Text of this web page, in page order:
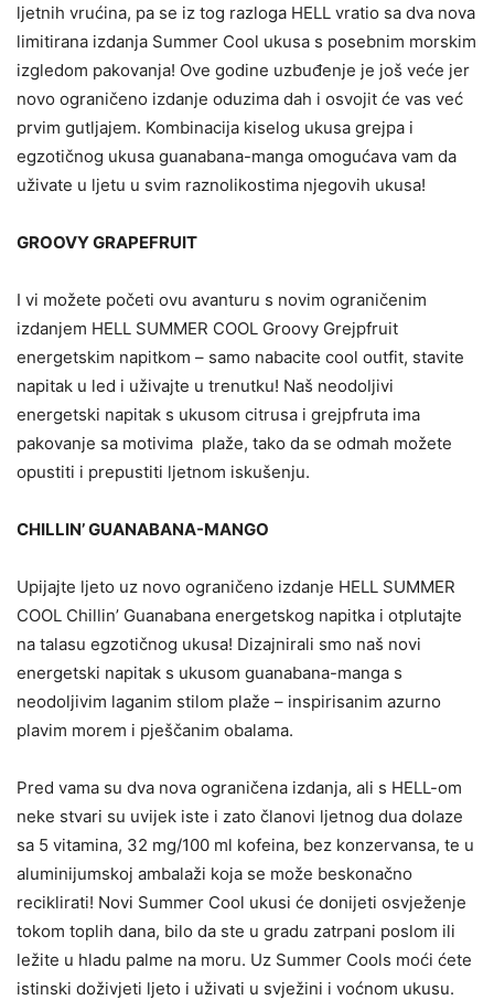
ljetnih vrućina, pa se iz tog razloga HELL vratio sa dva nova
limitirana izdanja Summer Cool ukusa s posebnim morskim
izgledom pakovanja! Ove godine uzbuđenje je još veće jer
novo ograničeno izdanje oduzima dah i osvojit će vas već
prvim gutljajem. Kombinacija kiselog ukusa grejpa i
egzotičnog ukusa guanabana-manga omogućava vam da
uživate u ljetu u svim raznolikostima njegovih ukusa!
GROOVY GRAPEFRUIT
I vi možete početi ovu avanturu s novim ograničenim
izdanjem HELL SUMMER COOL Groovy Grejpfruit
energetskim napitkom – samo nabacite cool outfit, stavite
napitak u led i uživajte u trenutku! Naš neodoljivi
energetski napitak s ukusom citrusa i grejpfruta ima
pakovanje sa motivima plaže, tako da se odmah možete
opustiti i prepustiti ljetnom iskušenju.
CHILLIN’ GUANABANA-MANGO
Upijajte ljeto uz novo ograničeno izdanje HELL SUMMER
COOL Chillin’ Guanabana energetskog napitka i otplutajte
na talasu egzotičnog ukusa! Dizajnirali smo naš novi
energetski napitak s ukusom guanabana-manga s
neodoljivim laganim stilom plaže – inspirisanim azurno
plavim morem i pješčanim obalama.
Pred vama su dva nova ograničena izdanja, ali s HELL-om
neke stvari su uvijek iste i zato članovi ljetnog dua dolaze
sa 5 vitamina, 32 mg/100 ml kofeina, bez konzervansa, te u
aluminijumskoj ambalaži koja se može beskonačno
reciklirati! Novi Summer Cool ukusi će donijeti osvježenje
tokom toplih dana, bilo da ste u gradu zatrpani poslom ili
ležite u hladu palme na moru. Uz Summer Cools moći ćete
istinski doživjeti ljeto i uživati ​​u svježini i voćnom ukusu.